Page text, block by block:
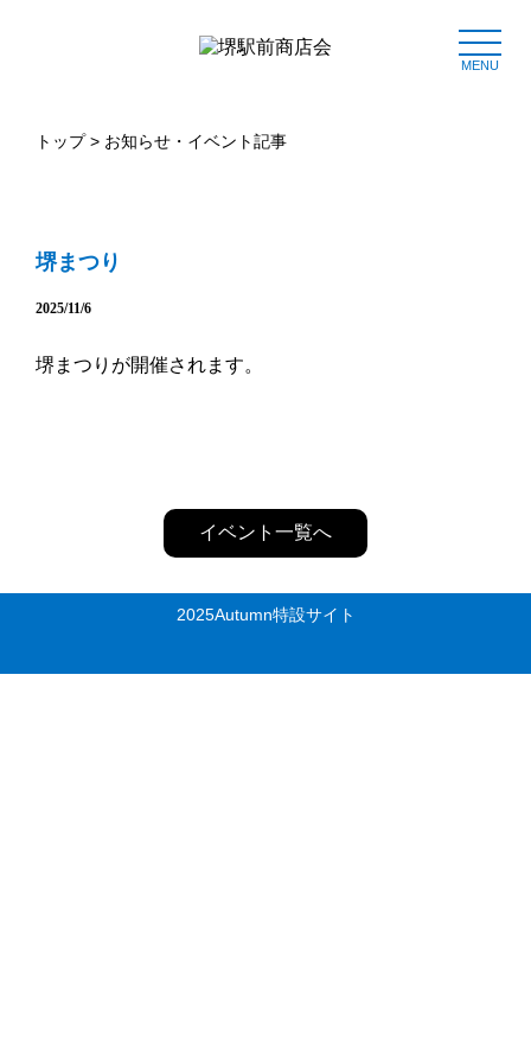
トップ> お知らせ・イベント記事
堺まつり
2025/11/6
堺まつりが開催されます。
イベント一覧へ
2025Autumn特設サイト
MENU